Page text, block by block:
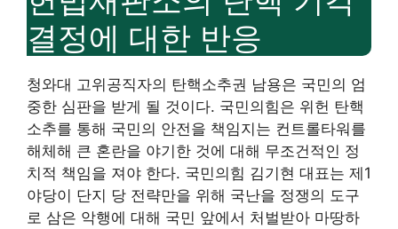
결정에 대한 반응
청와대 고위공직자의 탄핵소추권 남용은 국민의 엄
중한 심판을 받게 될 것이다. 국민의힘은 위헌 탄핵
소추를 통해 국민의 안전을 책임지는 컨트롤타워를
해체해 큰 혼란을 야기한 것에 대해 무조건적인 정
치적 책임을 져야 한다. 국민의힘 김기현 대표는 제1
야당이 단지 당 전략만을 위해 국난을 정쟁의 도구
로 삼은 악행에 대해 국민 앞에서 처벌받아 마땅하